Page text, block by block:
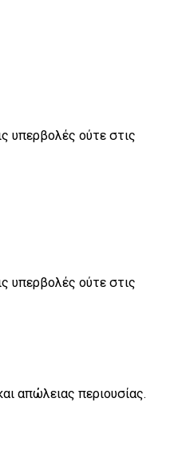
υπερβολές ούτε στις
υπερβολές ούτε στις
απώλειας περιουσίας.